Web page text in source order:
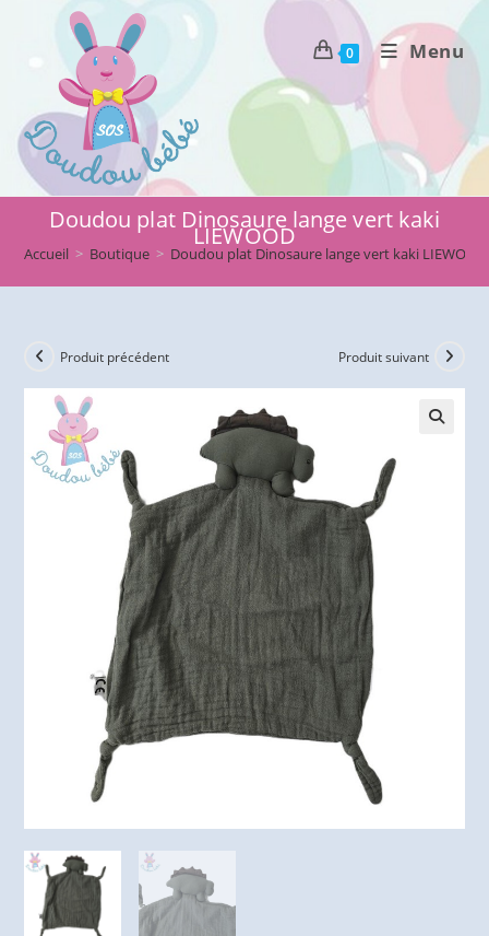
0 Menu
Doudou plat Dinosaure lange vert kaki
LIEWOOD
Accueil > Boutique > Doudou plat Dinosaure lange vert kaki LIEWOOD
Produit précédent Produit suivant